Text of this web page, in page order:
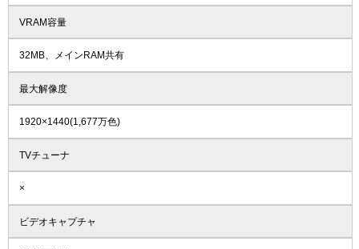
VRAM容量
32MB、メインRAM共有
最大解像度
1920×1440(1,677万色)
TVチューナ
×
ビデオキャプチャ